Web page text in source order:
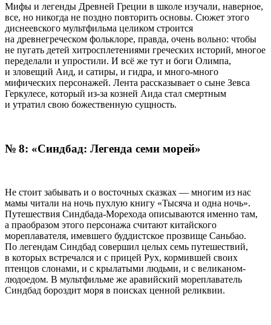
Мифы и легенды Древней Греции в школе изучали, наверное,
все, но никогда не поздно повторить основы. Сюжет этого
диснеевского мультфильма целиком строится
на древнегреческом фольклоре, правда, очень вольно: чтобы
не пугать детей хитросплетениями греческих историй, многое
переделали и упростили. И всё же тут и боги Олимпа,
и зловещий Аид, и сатиры, и гидра, и много-много
мифических персонажей. Лента рассказывает о сыне Зевса
Геркулесе, который из-за козней Аида стал смертным
и утратил свою божественную сущность.
№ 8: «Синдбад: Легенда семи морей»
Не стоит забывать и о восточных сказках — многим из нас
мамы читали на ночь пухлую книгу «Тысяча и одна ночь».
Путешествия Синдбада-Морехода описываются именно там,
а праобразом этого персонажа считают китайского
мореплавателя, имевшего буддистское прозвище Саньбао.
По легендам Синдбад совершил целых семь путешествий,
в которых встречался и с прицей Рух, кормившей своих
птенцов слонами, и с крылатыми людьми, и с великаном-
людоедом. В мультфильме же аравийский мореплаватель
Синдбад бороздит моря в поисках ценной реликвии.